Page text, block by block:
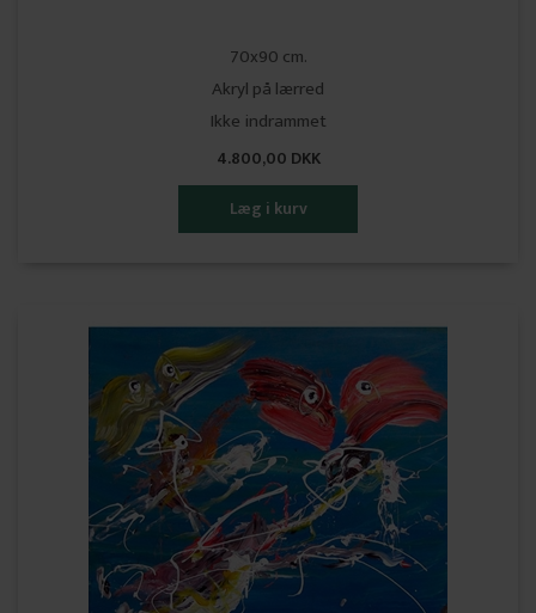
70x90 cm.
Akryl på lærred
Ikke indrammet
4.800,00 DKK